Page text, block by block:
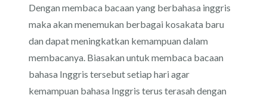
Dengan membaca bacaan yang berbahasa inggris
maka akan menemukan berbagai kosakata baru
dan dapat meningkatkan kemampuan dalam
membacanya. Biasakan untuk membaca bacaan
bahasa Inggris tersebut setiap hari agar
kemampuan bahasa Inggris terus terasah dengan